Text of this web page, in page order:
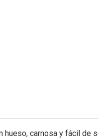
hueso, carnosa y fácil de